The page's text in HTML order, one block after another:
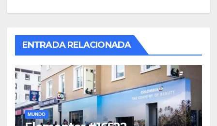
ENTRADA RELACIONADA
MUNDO